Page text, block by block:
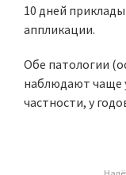
10 дней
аппликации.
Обе патологии
наблюдают чаще
частности, у